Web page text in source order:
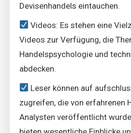
Devisenhandels eintauchen.
Videos: Es stehen eine
Videos zur Verfügung, die
Handelspsychologie und
abdecken.
Leser können auf
zugreifen, die von erfahrenen
Analysten veröffentlicht